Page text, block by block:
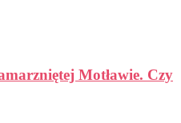
Motławie. Czy